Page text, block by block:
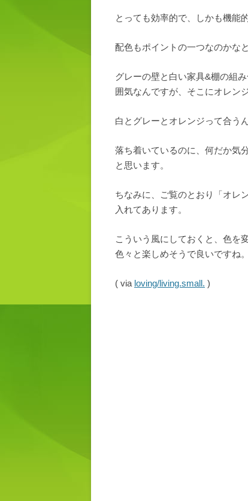
とっても効率的で、しかも機能
配色もポイントの一つなのかなと
グレーの壁と白い家具&棚の組
囲気なんですが、そこにオレン
白とグレーとオレンジって合う
落ち着いているのに、何だか気
と思います。
ちなみに、ご覧のとおり「オレ
入れてあります。
こういう風にしておくと、色を
色々と楽しめそうで良いですね。
( via loving/living.small. )